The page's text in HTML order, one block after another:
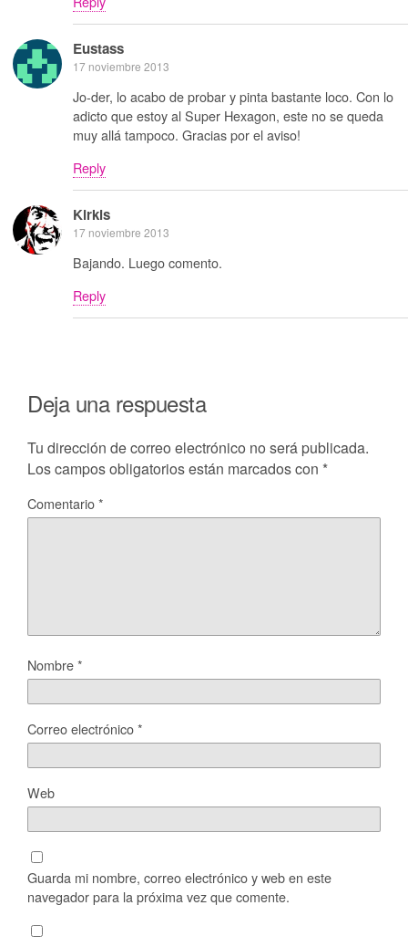
Eustass
17 noviembre 2013
Jo-der, lo acabo de probar y pinta bastante loco. Con lo
adicto que estoy al Super Hexagon, este no se queda
muy allá tampoco. Gracias por el aviso!
Reply
Kirkis
17 noviembre 2013
Bajando. Luego comento.
Reply
Deja una respuesta
Tu dirección de correo electrónico no será publicada.
Los campos obligatorios están marcados con *
Comentario*
Nombre*
Correo electrónico*
Web
Guarda mi nombre, correo electrónico y web en este
navegador para la próxima vez que comente.